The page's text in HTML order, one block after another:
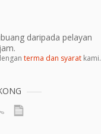
daripada pelayan
terma dan syarat kami.